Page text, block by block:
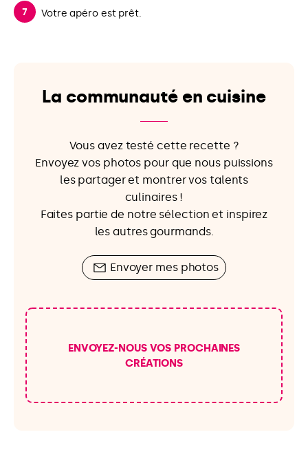
Votre apéro est prêt.
La communauté en cuisine
Vous avez testé cette recette ?
Envoyez vos photos pour que nous puissions
les partager et montrer vos talents
culinaires !
Faites partie de notre sélection et inspirez
les autres gourmands.
Envoyer mes photos
ENVOYEZ-NOUS VOS PROCHAINES
CRÉATIONS